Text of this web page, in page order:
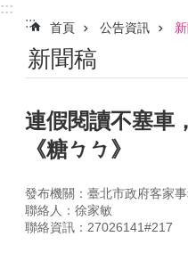
:::
:::
首頁 公告資訊
新聞稿
連假閱讀不塞車
《糖ㄅㄅ》
發布機關：臺北市政府客家
聯絡人：徐家敏
聯絡資訊：27026141#217